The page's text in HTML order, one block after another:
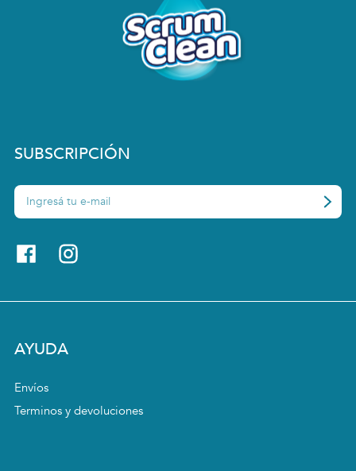
AYUDA
Envíos
Terminos y devoluciones
SUBSCRIPCIÓN